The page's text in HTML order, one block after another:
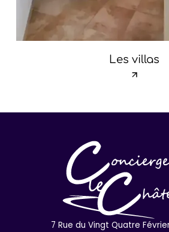
Les villas
7 Rue du Vingt Quatre